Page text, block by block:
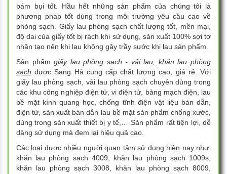
bám bụi tốt. Hầu hết những sản phẩm của chúng tôi là
phương pháp tốt dùng trong môi trường yêu cầu cao về
phòng sạch. Giấy lau phòng sạch chất lượng tốt, mền mại,
độ dai của giấy tốt bị rách khi sử dụng, sản xuất 100% sợi tơ
nhân tạo nên khi lau không gây trầy sước khi lau sản phẩm.
Sản phẩmgiấy lau phòng sạch - vải lau, khăn lau phòng
sạch được Sang Hà cung cấp chất lượng cao, giá rẻ. Với
giấy lau phòng sạch, vải lau phòng sạch chuyên dùng trong
các khu công nghiệp điện tử, vi điện tử, bảng mạch điện, lau
bề mặt kính quang học, chống tĩnh điện vật liệu bán dẫn,
điện tử, sản xuất bán dẫn lau bề mặt sản phẩm chống xước,
dùng trong sản xuất thiết bị y tế,… Sản phẩm rất tiện lợi, dễ
dàng sử dụng mà đem lại hiệu quả cao.
Các loại được nhiều người quan tâm sử dụng hiện nay như:
khăn lau phòng sạch 4009, khăn lau phòng sạch 1009s,
khăn lau phòng sạch 3008, khăn lau phòng sạch 8009,